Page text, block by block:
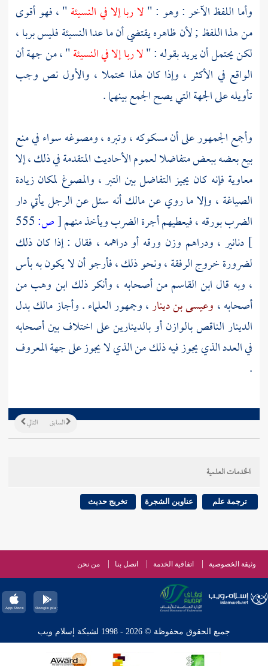
وأما اللفظ الآخر : وهو : "لا ربا إلا في النسيئة" ، فهو أقوى
من هذا اللفظ ; لأن ظاهره يقتضي أن ما عدا النسيئة فليس بربا ،
لكن يحتمل أن يريد بقوله : "لا ربا إلا في النسيئة" ، من جهة أن
الواقع في الأكثر ، وإذا كان هذا محتملا ، والأول نص وجب
تأويله على الجهة التي يصح الجمع بينهما .
وأجمع الجمهور على أن مسكوكه ، وتبره ، ومصوغه سواء في منع
بيع بعضه ببعض متفاضلا لعموم الأحاديث المتقدمة في ذلك ، إلا
معاوية فإنه كان يجيز التفاضل بين التبر ، والمصوغ لمكان زيادة
الصياغة ، وإلا ما روي عنمالكأنه سئل عن الرجل يأتي دار
الضرب بورقه ، فيعطيهم أجرة الضرب ويأخذ منهم[ص:555
] دنانير ، ودراهم وزن ورقه أو دراهمه ، فقال : إذا كان ذلك
لضرورة خروج الرفقة ، ونحو ذلك ، فأرجو أن لا يكون به بأس
، وبه قال ابن القاسممن أصحابه ، وأنكر ذلك ابن وهبمن
أصحابه ، وعيسى بن دينار، وجمهور العلماء . وأجازمالكبدل
الدينار الناقص بالوازن أو بالدينارين على اختلاف بين أصحابه
في العدد الذي يجوز فيه ذلك من الذي لا يجوز على جهة المعروف
.
التالي السابق
الخدمات العلمية
ترجمة علم عناوين الشجرة تخريج حديث
وثيقة الخصوصية اتفاقية الخدمة اتصل بنا من نحن
جميع الحقوق محفوظة © 2026 - 1998 لشبكة إسلام ويب